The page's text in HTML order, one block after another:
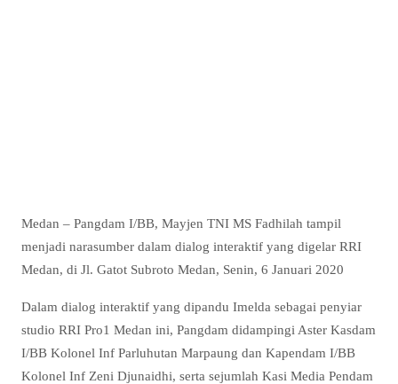
Medan – Pangdam I/BB, Mayjen TNI MS Fadhilah tampil
menjadi narasumber dalam dialog interaktif yang digelar RRI
Medan, di Jl. Gatot Subroto Medan, Senin, 6 Januari 2020
Dalam dialog interaktif yang dipandu Imelda sebagai penyiar
studio RRI Pro1 Medan ini, Pangdam didampingi Aster Kasdam
I/BB Kolonel Inf Parluhutan Marpaung dan Kapendam I/BB
Kolonel Inf Zeni Djunaidhi, serta sejumlah Kasi Media Pendam